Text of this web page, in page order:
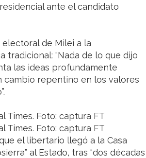
ante el candidato
de Milei a la
“Nada de lo que dijo
las ideas profundamente
cambio repentino en los valores
Times. Foto: captura FT
Times. Foto: captura FT
el libertario llegó a la Casa
al Estado, tras “dos décadas